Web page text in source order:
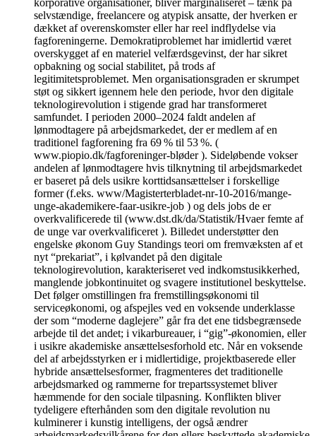
selvstændige, freelancere og atypisk ansatte, der hverken er
dækket af overenskomster eller har reel indflydelse via
fagforeningerne. Demokratiproblemet har imidlertid været
overskygget af en materiel velfærdsgevinst, der har sikret
opbakning og social stabilitet, på trods af
legitimitetsproblemet. Men organisationsgraden er skrumpet
støt og sikkert igennem hele den periode, hvor den digitale
teknologirevolution i stigende grad har transformeret
samfundet. I perioden 2000–2024 faldt andelen af
lønmodtagere på arbejdsmarkedet, der er medlem af en
traditionel fagforening fra 69 % til 53 %. (
www.piopio.dk/fagforeninger-bløder ). Sideløbende vokser
andelen af lønmodtagere hvis tilknytning til arbejdsmarkedet
er baseret på dels usikre korttidsansættelser i forskellige
former (f.eks. www/Magisterterbladet-nr-10-2016/mange-
unge-akademikere-faar-usikre-job ) og dels jobs de er
overkvalificerede til (www.dst.dk/da/Statistik/Hvaer femte af
de unge var overkvalificeret ). Billedet understøtter den
engelske økonom Guy Standings teori om fremvæksten af et
nyt “prekariat”, i kølvandet på den digitale
teknologirevolution, karakteriseret ved indkomstusikkerhed,
manglende jobkontinuitet og svagere institutionel beskyttelse.
Det følger omstillingen fra fremstillingsøkonomi til
serviceøkonomi, og afspejles ved en voksende underklasse
der som “moderne daglejere” går fra det ene tidsbegrænsede
arbejde til det andet; i vikarbureauer, i “gig”-økonomien, eller
i usikre akademiske ansættelsesforhold etc. Når en voksende
del af arbejdsstyrken er i midlertidige, projektbaserede eller
hybride ansættelsesformer, fragmenteres det traditionelle
arbejdsmarked og rammerne for trepartssystemet bliver
hæmmende for den sociale tilpasning. Konflikten bliver
tydeligere efterhånden som den digitale revolution nu
kulminerer i kunstig intelligens, der også ændrer